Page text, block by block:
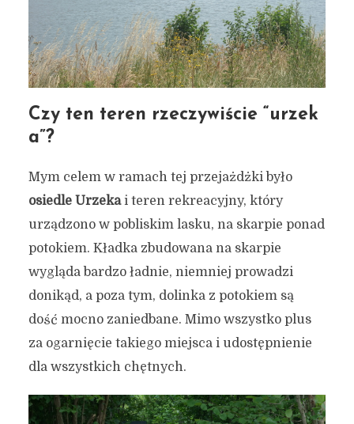
Czy ten teren rzeczywiście “urzek
a”?
Mym celem w ramach tej przejażdżki było
osiedle Urzekai teren rekreacyjny, który
urządzono w pobliskim lasku, na skarpie ponad
potokiem. Kładka zbudowana na skarpie
wygląda bardzo ładnie, niemniej prowadzi
donikąd, a poza tym, dolinka z potokiem są
dość mocno zaniedbane. Mimo wszystko plus
za ogarnięcie takiego miejsca i udostępnienie
dla wszystkich chętnych.